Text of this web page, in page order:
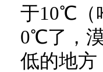
于10℃（
0℃了，
低的地